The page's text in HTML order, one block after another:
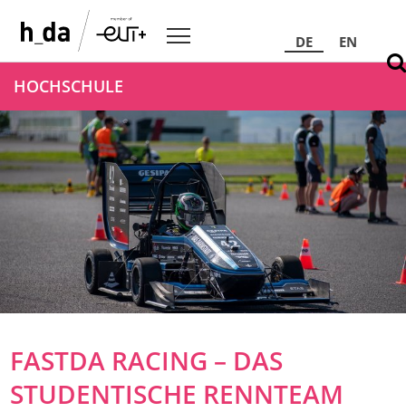
DE EN
HOCHSCHULE
FASTDA RACING – DAS
STUDENTISCHE RENNTEAM